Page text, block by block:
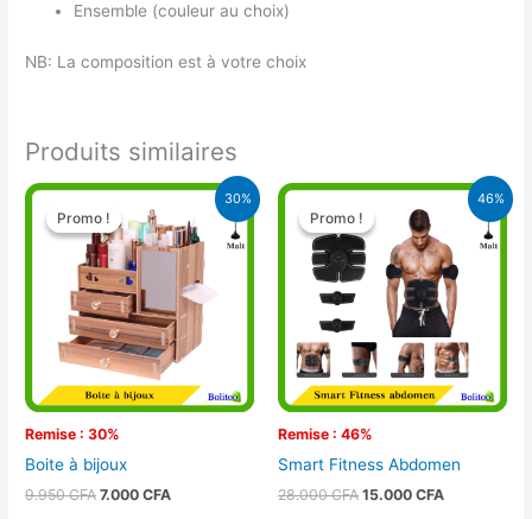
Ensemble (couleur au choix)
NB: La composition est à votre choix
Produits similaires
30%
Promo !
Remise : 30%
Promo !
Boite à bijoux
9.950CFA
Le
prix
initial
était :
9.950 CFA.
7.000CFA
Le
actuel
est :
7.000 CFA.
46%
Promo !
Remise : 46%
Promo !
Smart Fitness Abdomen
28.000CFA
Le
prix
initial
était :
28.000 CFA.
15.000 CFA
Le
prix
actuel
est :
15.000 CFA.